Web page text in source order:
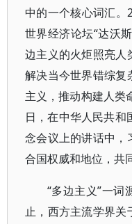
中的一个核心词汇。
世界经济论坛“达沃
边主义的火炬照亮人
解决当今世界错综复
主义，推动构建人类
日，在中华人民共和
念会议上的讲话中，
合国权威和地位，共
“多边主义”一词
止，西方主流学界关